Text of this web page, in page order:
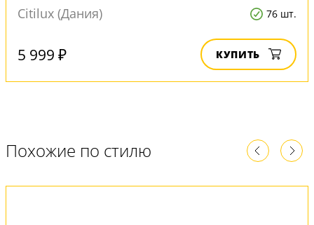
Citilux (Дания) 76 шт.
5 999 ₽ КУПИТЬ
Похожие по стилю